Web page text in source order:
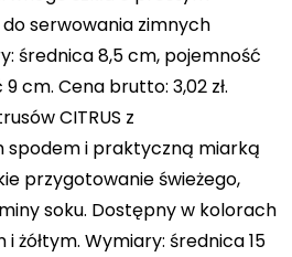
do serwowania zimnych
średnica 8,5 cm, pojemność
cm. Cena brutto: 3,02 zł.
CITRUS z
spodem i praktyczną miarką
przygotowanie świeżego,
soku. Dostępny w kolorach
żółtym. Wymiary: średnica 15